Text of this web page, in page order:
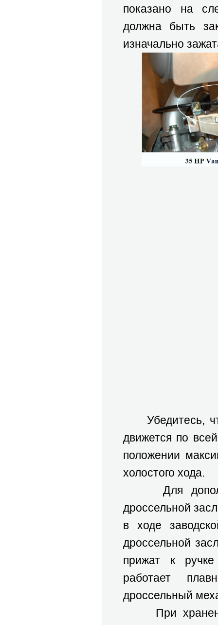
показано на
должна быть
изначально
Убедитесь,
движется по
положении
холостого хода.
Для
дроссельной
в ходе
дроссельной
прижат к
работает
дроссельный
При хранении